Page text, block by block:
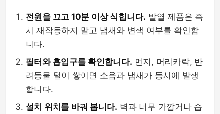
전원을 끄고 10분 이상 식힙니다. 발열 제품은 즉
시 재작동하지 말고 냄새와 변색 여부를 확인합
니다.
필터와 흡입구를 확인합니다. 먼지, 머리카락, 반
려동물 털이 쌓이면 소음과 냄새가 동시에 발생
합니다.
설치 위치를 바꿔 봅니다. 벽과 너무 가깝거나 습